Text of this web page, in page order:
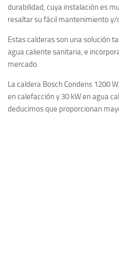
durabilidad, cuya instalación es
resaltar su fácil mantenimiento y/
Estas calderas son una solución
agua caliente sanitaria, e
mercado.
La caldera Bosch Condens 1200
en calefacción y 30 kW en agua
deducimos que proporcionan